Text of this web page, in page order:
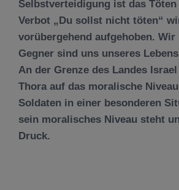
Selbstverteidigung ist das
Verbot „Du sollst nicht töten“
vorübergehend aufgehoben. Wir
Gegner sind uns unseres
An der Grenze des Landes
Thora auf das moralische
Soldaten in einer besonderen
sein moralisches Niveau steht
Druck.